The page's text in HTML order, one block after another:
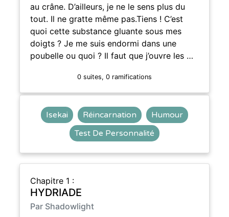
au crâne. D’ailleurs, je ne le sens plus du
tout. Il ne gratte même pas.Tiens ! C’est
quoi cette substance gluante sous mes
doigts ? Je me suis endormi dans une
poubelle ou quoi ? Il faut que j’ouvre les …
0 suites, 0 ramifications
Isekai Réincarnation
Humour
Test De Personnalité
Chapitre 1 :
HYDRIADE
Par Shadowlight